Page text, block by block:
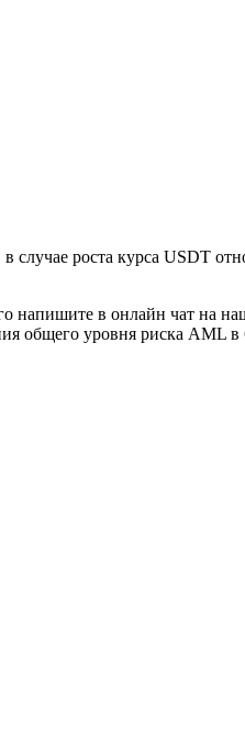
случае роста курса USDT
напишите в онлайн чат на
общего уровня риска AML в